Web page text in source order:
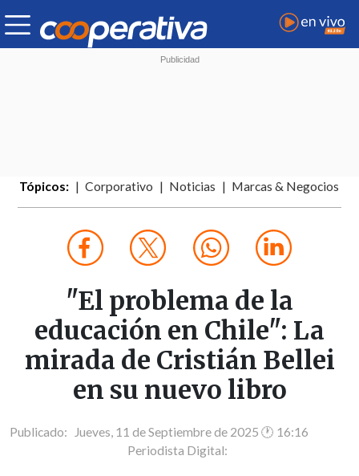
Tópicos: Corporativo Noticias Marcas & Negocios
"El problema de la
educación en Chile": La
mirada de Cristián Bellei
en su nuevo libro
Publicado: Jueves, 11 de Septiembre de 2025 🕐 16:16
Periodista Digital: